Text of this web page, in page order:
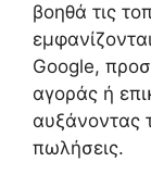
βοηθά τις
Google,
αγοράς ή
αυξάνοντας
πωλήσεις.